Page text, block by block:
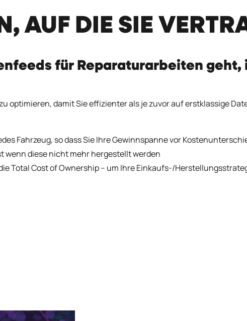
AUF DIE SIE
für Reparaturarbeiten geht,
optimieren, damit Sie effizienter als je zuvor auf erstklassige
Fahrzeug, so dass Sie Ihre Gewinnspanne vor
wenn diese nicht mehr hergestellt werden
Total Cost of Ownership – um Ihre Einkaufs-/